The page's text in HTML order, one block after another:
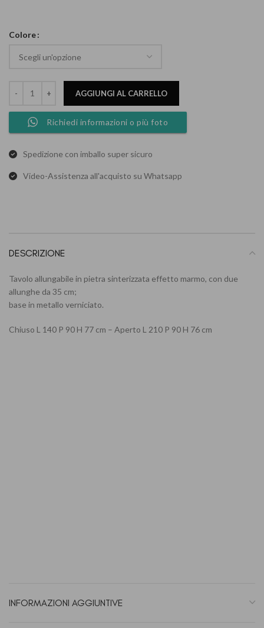
Colore
AGGIUNGI AL CARRELLO
Richiedi informazioni o più foto
Spedizione con imballo super sicuro
Video-Assistenza all'acquisto su Whatsapp
DESCRIZIONE
Tavolo allungabile in pietra sinterizzata effetto marmo, con due
allunghe da 35 cm;
base in metallo verniciato.
Chiuso L 140 P 90 H 77 cm – Aperto L 210 P 90 H 76 cm
INFORMAZIONI AGGIUNTIVE